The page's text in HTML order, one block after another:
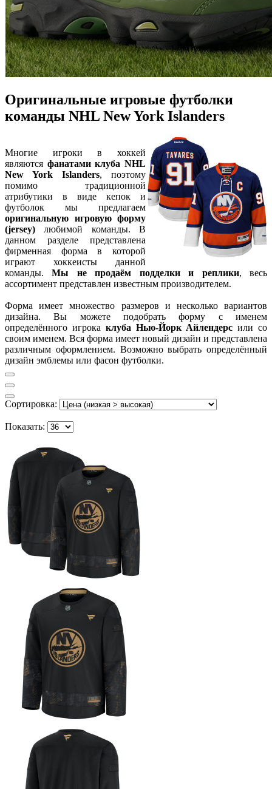
Оригинальные игровые футболки
команды NHL New York Islanders
Многие игроки в хоккей
являются фанатами клуба NHL
New York Islanders, поэтому
помимо традиционной
атрибутики в виде кепок и
футболок мы предлагаем
оригинальную игровую форму
(jersey) любимой команды. В
данном разделе представлена
фирменная форма в которой
играют хоккеисты данной
команды.Мы не продаём подделки и реплики, весь
ассортимент представлен известным производителем.
Форма имеет множество размеров и несколько вариантов
дизайна. Вы можете подобрать форму с именем
определённого игрока клуба Нью-Йорк Айлендерс или со
своим именем. Вся форма имеет новый дизайн и представлена
различным оформлением. Возможно выбрать определённый
дизайн эмблемы или фасон футболки.
Сортировка:
Показать: